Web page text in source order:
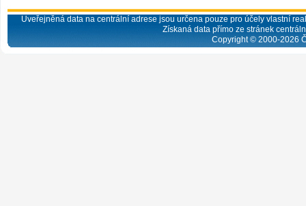
Uveřejněná data na centrální adrese jsou určena pouze pro účely vlastní
Získaná data přímo ze stránek
Copyright © 2000-2026